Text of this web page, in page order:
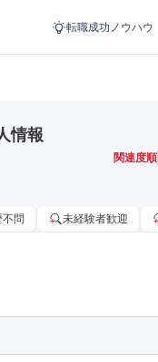
転職成功ノウハウ
情報
関連度順
不問 未経験者歓迎